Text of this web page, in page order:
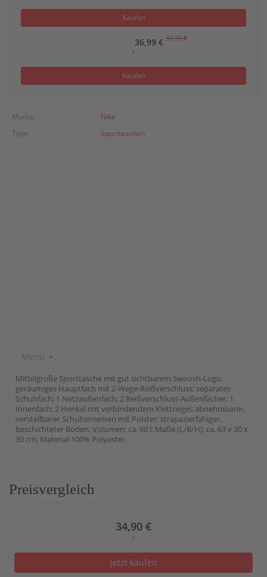
Kaufen
36,99 € 37,95 €
*
Kaufen
Marke
Nike
Type
Sporttaschen
Menu
Mittelgroße Sporttasche mit gut sichtbarem Swoosh-Logo;
geräumiges Hauptfach mit 2-Wege-Reißverschluss; separates
Schuhfach; 1 Netzaußenfach; 2 Reißverschluss-Außenfächer; 1
Innenfach; 2 Henkel mit verbindendem Klettriegel; abnehmbarer,
verstellbarer Schulterriemen mit Polster; strapazierfähiger,
beschichteter Boden; Volumen: ca. 60 l; Maße (L/B/H): ca. 63 x 30 x
30 cm; Material 100% Polyester.
Preisvergleich
34,90 €
*
Jetzt kaufen